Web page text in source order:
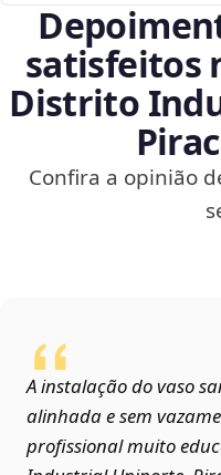
satisfeitos
Distrito
Confira a opinião
A instalação do vaso
alinhada e sem
profissional muito